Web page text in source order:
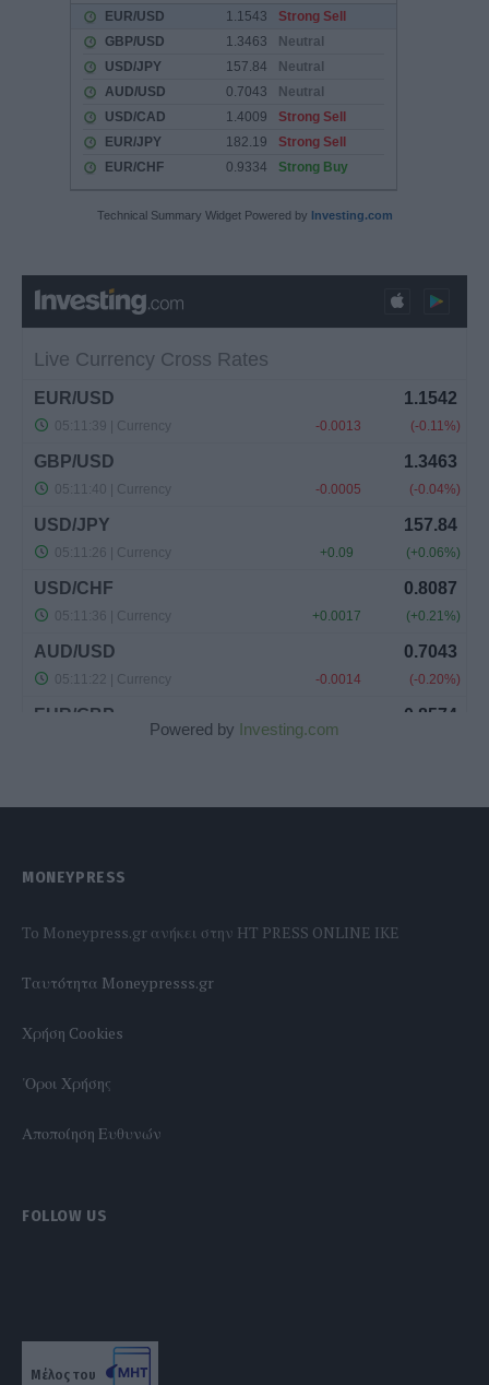
Technical Summary Widget Powered by Investing.com
Powered by Investing.com
MONEYPRESS
To Moneypress.gr ανήκει στην HT PRESS ONLINE IKE
Tαυτότητα Moneypresss.gr
Χρήση Cookies
'Οροι Χρήσης
Αποποίηση Ευθυνών
FOLLOW US
Μέλος του